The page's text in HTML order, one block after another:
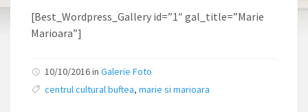
[Best_Wordpress_Gallery id=”1″ gal_title=”Marie
Marioara”]
10/10/2016 in Galerie Foto
centrul cultural buftea, marie si marioara